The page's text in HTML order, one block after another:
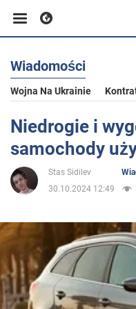
Biznes
Sport
Rozrywka
Polityka
Społeczeństwo
Wiadomości
Wojna Na Ukrainie
Niedrogie i
samochody
Stas Sidilev
30.10.2024 12:49